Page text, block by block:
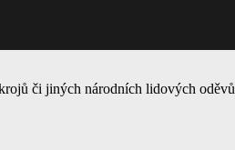
či jiných národních lidových oděvů